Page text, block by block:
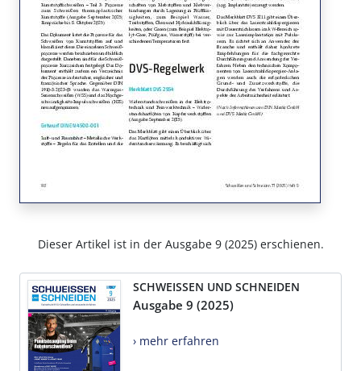
Dieser Artikel ist in der Ausgabe 9 (2025) erschienen.
SCHWEISSEN UND SCHNEIDEN
Ausgabe 9 (2025)
› mehr erfahren